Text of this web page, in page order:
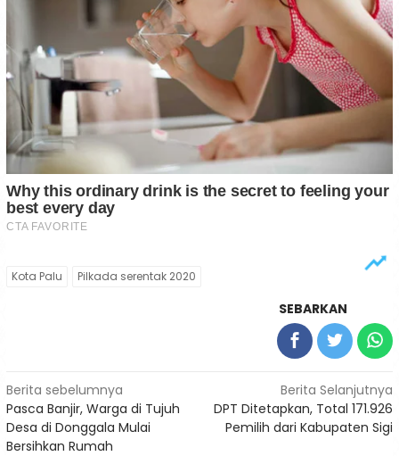
Kota Palu Pilkada serentak 2020
SEBARKAN
Navigasi
pos
Berita sebelumnya
Pasca Banjir, Warga di Tujuh
Desa di Donggala Mulai
Bersihkan Rumah
Berita Selanjutnya
DPT Ditetapkan, Total 171.926
Pemilih dari Kabupaten Sigi